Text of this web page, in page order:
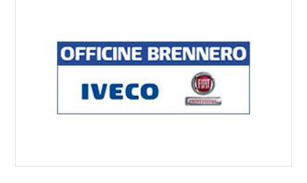
Omnitec
Certificazioni
Download